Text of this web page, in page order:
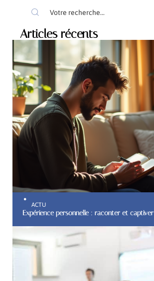
Articles récents
ACTU
Expérience personnelle : raconter et captiver